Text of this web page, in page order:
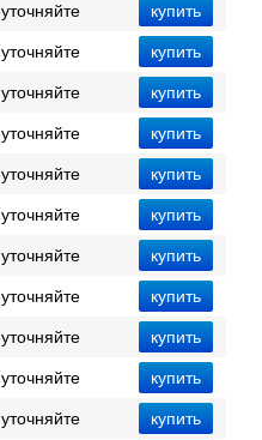
уточняйте
уточняйте
уточняйте
уточняйте
уточняйте
уточняйте
уточняйте
уточняйте
уточняйте
уточняйте
уточняйте